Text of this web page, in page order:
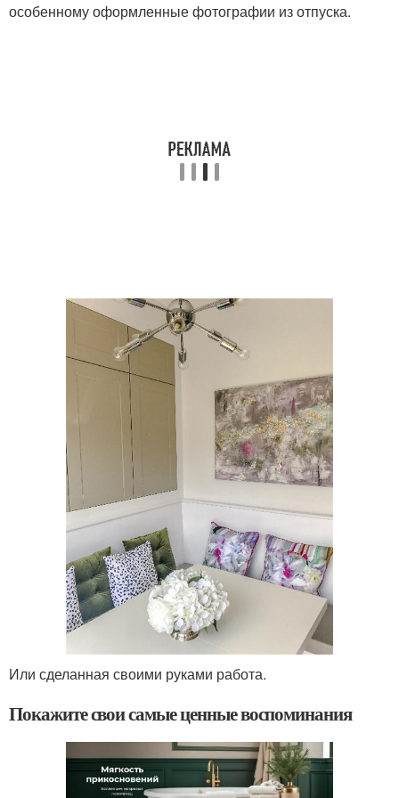
особенному оформленные фотографии из отпуска.
Или сделанная своими руками работа.
Покажите свои самые ценные воспоминания